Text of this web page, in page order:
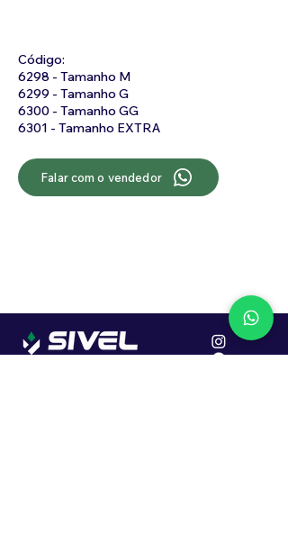
Código:
6298 - Tamanho M
6299 - Tamanho G
6300 - Tamanho GG
6301 - Tamanho EXTRA
Falar com o vendedor